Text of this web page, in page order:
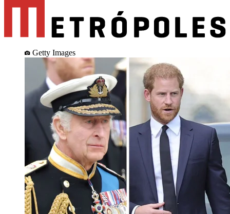
Getty Images